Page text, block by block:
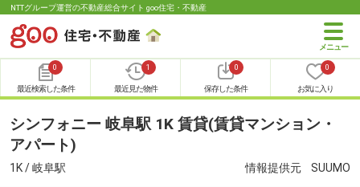
NTTグループ運営の不動産総合サイト goo住宅・不動産
0
最近検索した条件
1
最近見た物件
0
保存した条件
0
お気に入り
シンフォニー 岐阜駅 1K 賃貸(賃貸マンション・
アパート)
1K / 岐阜駅 情報提供元 SUUMO